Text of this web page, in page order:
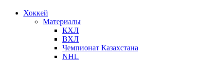
Хоккей
Материалы
КХЛ
ВХЛ
Чемпионат Казахстана
NHL